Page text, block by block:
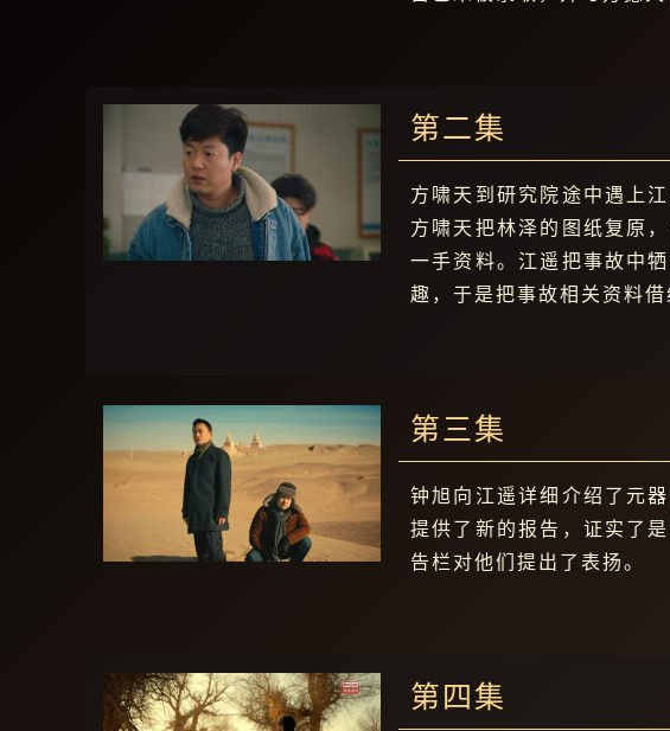
第二集
方啸天到研究院途中遇上
方啸天把林泽的图纸复原
一手资料。江遥把事故中
趣，于是把事故相关资料
第三集
钟旭向江遥详细介绍了元
提供了新的报告，证实了
告栏对他们提出了表扬。
第四集